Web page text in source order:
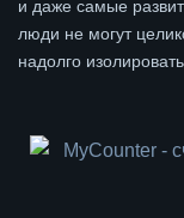
и даже самые
люди не могут
надолго